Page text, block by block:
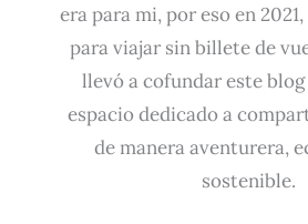
era para mi, por eso en
para viajar sin billete de
llevó a cofundar este blog
espacio dedicado a
de manera aventurera,
sostenible.